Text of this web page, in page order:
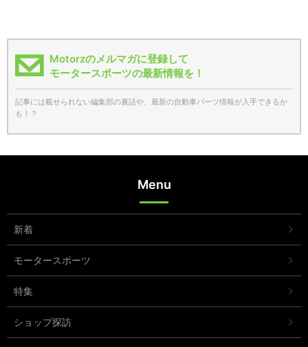
Motorzのメルマガに登録して
モータースポーツの最新情報を！
記事には載せられない編集部の裏話や、最新の自動車パーツ情報が入手できるか
も！？
Menu
新着
モータースポーツ
特集
ショップ探訪